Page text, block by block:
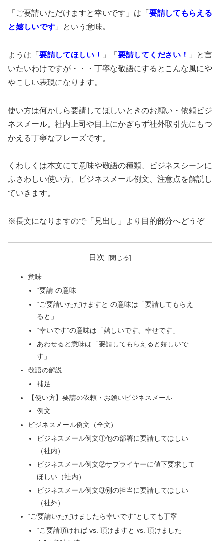
「ご要請いただけますと幸いです」は「 要請してもらえる
と嬉しいです 」という意味。
ようは「 要請してほしい！ 」「 要請してください！
」と言
いたいわけですが・・・丁寧な敬語にするとこんな風にや
やこしい表現になります。
使い方は何かしら要請してほしいときのお願い・依頼ビジ
ネスメール。社内上司や目上にかぎらず社外取引先にもつ
かえる丁寧なフレーズです。
くわしくは本文にて意味や敬語の種類、ビジネスシーンに
ふさわしい使い方、ビジネスメール例文、注意点を解説し
ていきます。
※長文になりますので「見出し」より目的部分へどうぞ
目次
意味
“要請”の意味
“ご要請いただけますと”の意味は「要請してもらえ
ると」
“幸いです”の意味は「嬉しいです、幸せです」
あわせると意味は「要請してもらえると嬉しいで
す」
敬語の解説
補足
【使い方】要請の依頼・お願いビジネスメール
例文
ビジネスメール例文（全文）
ビジネスメール例文①他の部署に要請してほしい
（社内）
ビジネスメール例文②サプライヤーに値下要求して
ほしい（社内）
ビジネスメール例文③別の担当に要請してほしい
（社外）
“ご要請いただけましたら幸いです”としても丁寧
“こ要請頂ければ vs. 頂けますと vs. 頂けました